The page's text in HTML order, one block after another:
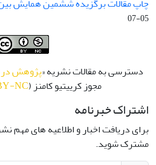
05-07
دسترسی به مقالات نشریه «پژوهش در
مجوز کرییتیو کامنز (NC
اشتراک خبرنامه
برای دریافت اخبار و اطلاعیه های مهم
مشترک شوید.